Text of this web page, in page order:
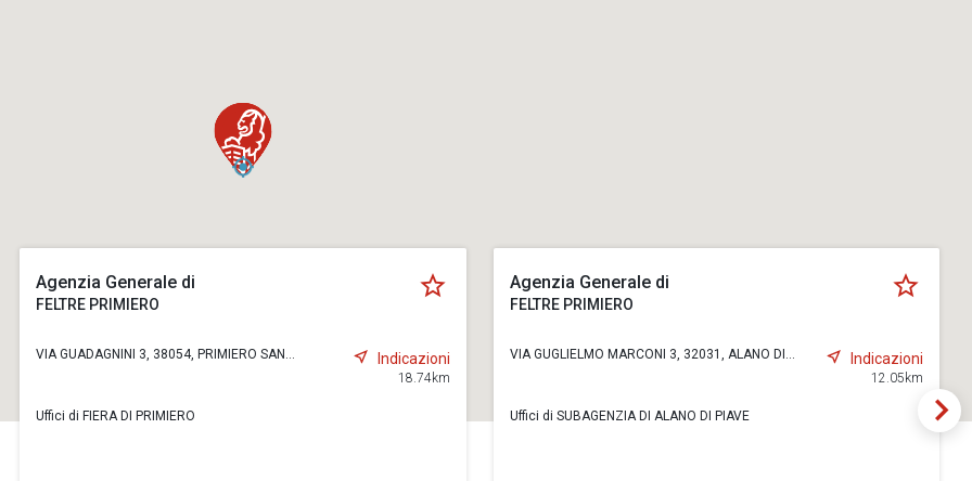
Agenzia Generale di
FELTRE PRIMIERO
VIA GUADAGNINI 3, 38054, PRIMIERO SAN... Indicazioni
18.74km
Uffici di FIERA DI PRIMIERO
Agenzia Generale di
FELTRE PRIMIERO
VIA GUGLIELMO MARCONI 3, 32031, ALANO DI... Indicazioni
12.05km
Uffici di SUBAGENZIA DI ALANO DI PIAVE